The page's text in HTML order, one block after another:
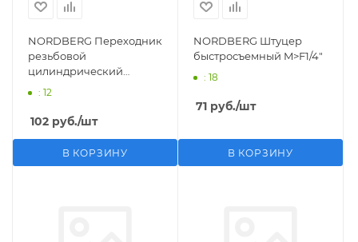
NORDBERG Переходник
резьбовой
цилиндрический
M1/2">F1/4"
: 12
102 руб./шт
В КОРЗИНУ
NORDBERG Штуцер
быстросъемный M>F1/4"
: 18
71 руб./шт
В КОРЗИНУ